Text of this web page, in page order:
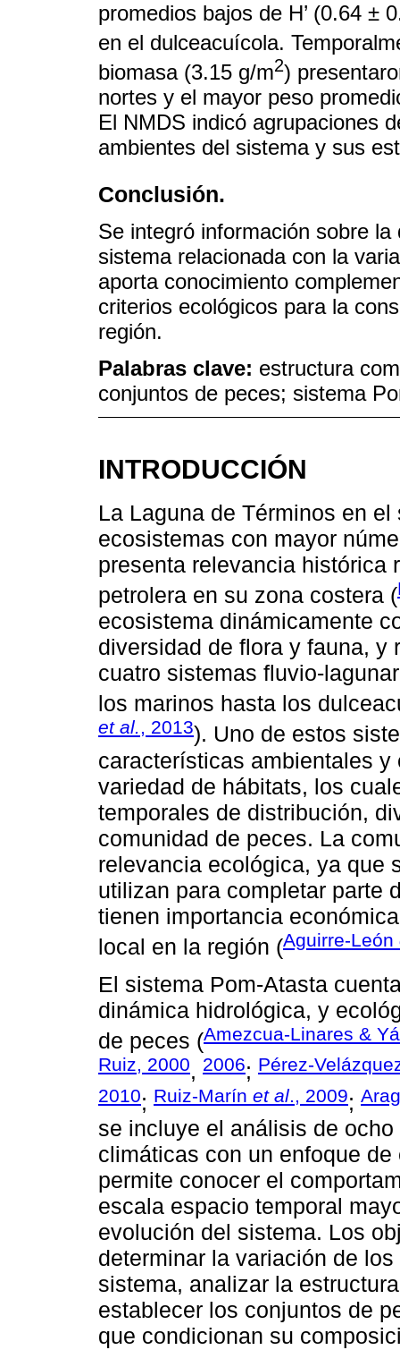
promedios bajos de H’ (0.64 ±
en el dulceacuícola.
biomasa (3.15 g/m2)
nortes y el mayor peso
El NMDS indicó agrupaciones
ambientes del sistema y sus
Conclusión.
Se integró información sobre
sistema relacionada con la
aporta conocimiento
criterios ecológicos para la
región.
Palabras clave: estructura
conjuntos de peces; sistema
INTRODUCCIÓN
La Laguna de Términos en
ecosistemas con mayor
presenta relevancia histórica
petrolera en su zona costera (
ecosistema dinámicamente
diversidad de flora y fauna, y
cuatro sistemas fluvio-
los marinos hasta los
et al., 2013). Uno de estos
características ambientales
variedad de hábitats, los
temporales de distribución,
comunidad de peces. La
relevancia ecológica, ya que
utilizan para completar parte
tienen importancia
local en la región (Aguirre-León
El sistema Pom-Atasta
dinámica hidrológica, y
de peces (Amezcua-Linares &
Ruiz, 2000, 2006; Pérez-
2010; Ruiz-Marín et al., 2009;
se incluye el análisis de
climáticas con un enfoque
permite conocer el
escala espacio temporal
evolución del sistema. Los
determinar la variación de
sistema, analizar la
establecer los conjuntos de
que condicionan su